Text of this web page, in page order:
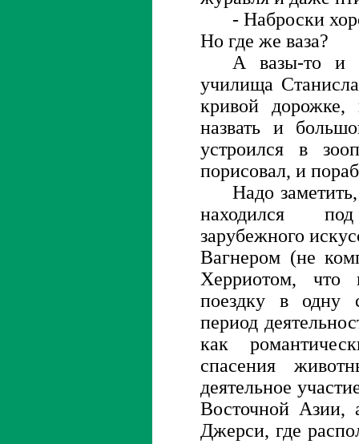
- Наброски
Но где же ваза?
А вазы-то и
училища
кривой
назвать и
устроился в
порисовал, и
Надо
находился
зарубежного
Вагнером (не
Херриотом, что
поездку в одну
период
как
спасения
деятельное
Восточной Азии,
Джерси, где